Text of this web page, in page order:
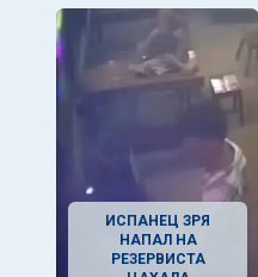
ИСПАНЕЦ ЗРЯ
НАПАЛ НА
РЕЗЕРВИСТА